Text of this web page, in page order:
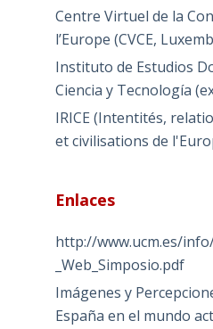
Centre Virtuel de la
l’Europe (CVCE,
Instituto de Estudios
Ciencia y Tecnología
IRICE (Intentités,
et civilisations de
Enlaces
http://www.ucm.es/
_Web_Simposio.pdf
Imágenes y
España en el mundo